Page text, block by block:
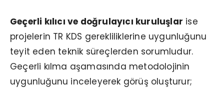
Geçerli kılıcı ve doğrulayıcı kuruluşlar ise
projelerin TR KDS gerekliliklerine uygunluğunu
teyit eden teknik süreçlerden sorumludur.
Geçerli kılma aşamasında metodolojinin
uygunluğunu inceleyerek görüş oluşturur;